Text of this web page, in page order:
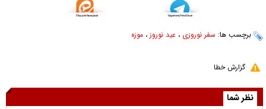
برچسب ها: سفر نوروزی ، عید نوروز ، موزه
گزارش خطا
نظر شما